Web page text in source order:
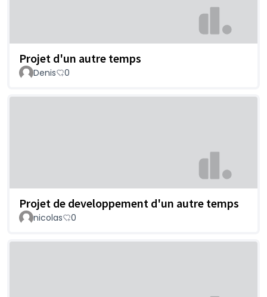
Projet d'un autre temps
Denis 0
Projet de developpement d'un autre temps
nicolas 0